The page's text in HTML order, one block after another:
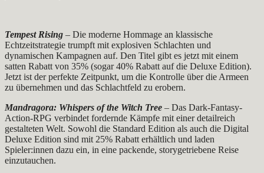
Tempest Rising – Die moderne Hommage an klassische
Echtzeitstrategie trumpft mit explosiven Schlachten und
dynamischen Kampagnen auf. Den Titel gibt es jetzt mit einem
satten Rabatt von 35% (sogar 40% Rabatt auf die Deluxe Edition).
Jetzt ist der perfekte Zeitpunkt, um die Kontrolle über die Armeen
zu übernehmen und das Schlachtfeld zu erobern.
Mandragora: Whispers of the Witch Tree – Das Dark-Fantasy-
Action-RPG verbindet fordernde Kämpfe mit einer detailreich
gestalteten Welt. Sowohl die Standard Edition als auch die Digital
Deluxe Edition sind mit 25% Rabatt erhältlich und laden
Spieler:innen dazu ein, in eine packende, storygetriebene Reise
einzutauchen.